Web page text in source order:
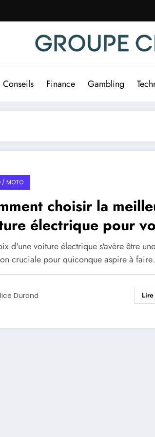
Conseils Finance Gambling
/ MOTO
choisir la
électrique pour
d'une voiture électrique s'avère être une
cruciale pour quiconque aspire à
Durand